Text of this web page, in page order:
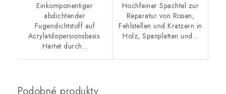
Einkomponentiger
abdichtender
Fugendichtstoff auf
Acrylatdispersionsbasis.
Härtet durch...
Hochfeiner Spachtel zur
Reparatur von Rissen,
Fehlstellen und Kratzern in
Holz, Spanplatten und...